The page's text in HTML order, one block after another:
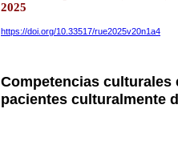
2025
https://doi.org/10.33517/rue2025v20n1a4
Competencias culturales
pacientes culturalmente